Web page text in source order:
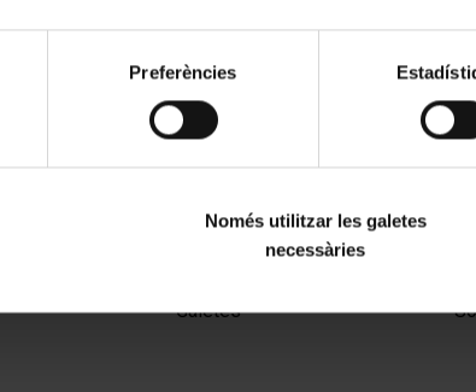
Preferències
Només utilitzar les galetes
necessàries
i aparell locomotor,
del Dr. J.M. Segur Vilalta
Galetes